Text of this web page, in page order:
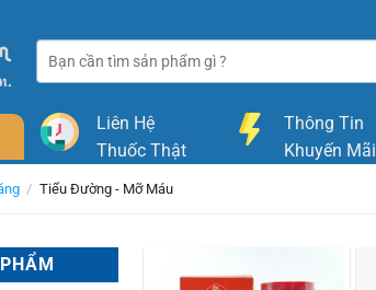
kiếm:
Liên Hệ
Thuốc Thật
Thông Tin
Khuyến Mãi
/ Tiểu Đường - Mỡ Máu